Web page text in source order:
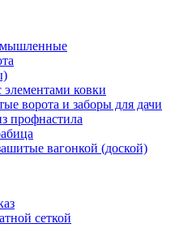
ковки
ворота и заборы для дачи
профнастила
вагонкой (доской)
сеткой